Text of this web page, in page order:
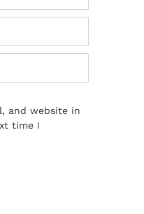
and website in
time I